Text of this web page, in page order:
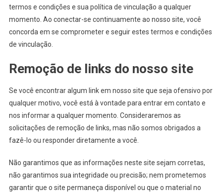
termos e condições e sua política de vinculação a qualquer
momento. Ao conectar-se continuamente ao nosso site, você
concorda em se comprometer e seguir estes termos e condições
de vinculação.
Remoção de links do nosso site
Se você encontrar algum link em nosso site que seja ofensivo por
qualquer motivo, você está à vontade para entrar em contato e
nos informar a qualquer momento. Consideraremos as
solicitações de remoção de links, mas não somos obrigados a
fazê-lo ou responder diretamente a você.
Não garantimos que as informações neste site sejam corretas,
não garantimos sua integridade ou precisão; nem prometemos
garantir que o site permaneça disponível ou que o material no